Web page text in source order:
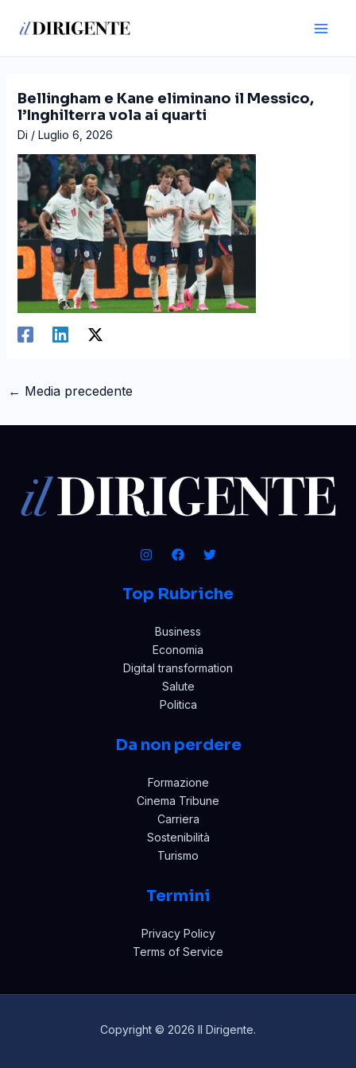
Bellingham e Kane eliminano il Messico,
l’Inghilterra vola ai quarti
Di / Luglio 6, 2026
articoli
← Media precedente
Top Rubriche
Business
Economia
Digital transformation
Salute
Politica
Da non perdere
Formazione
Cinema Tribune
Carriera
Sostenibilità
Turismo
Termini
Privacy Policy
Terms of Service
Copyright © 2026 Il Dirigente.